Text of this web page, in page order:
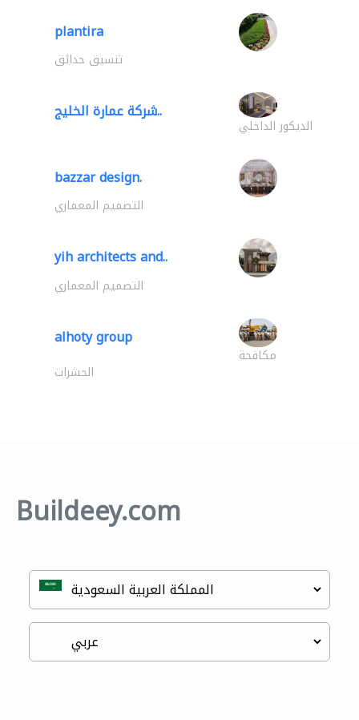
plantira
تنسيق حدائق
شركة عمارة الخليج..
الديكور الداخلي
bazzar design.
التصميم المعماري
yih architects and..
التصميم المعماري
alhoty group
مكافحة
الحشرات
Buildeey.com